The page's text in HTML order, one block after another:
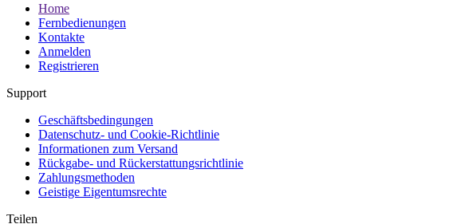
Home
Fernbedienungen
Kontakte
Anmelden
Registrieren
Support
Geschäftsbedingungen
Datenschutz- und Cookie-Richtlinie
Informationen zum Versand
Rückgabe- und Rückerstattungsrichtlinie
Zahlungsmethoden
Geistige Eigentumsrechte
Teilen